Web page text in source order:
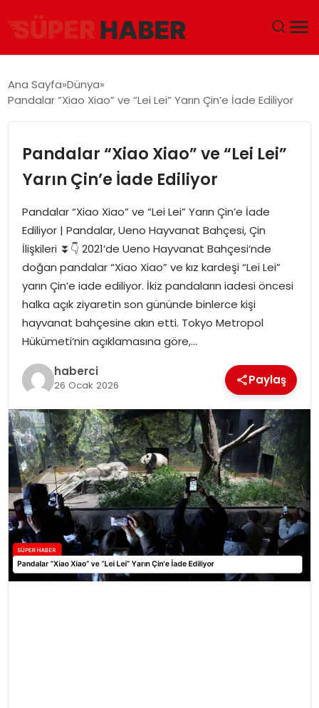
DÜNYA
EĞITIM
EKONOMI
MAGAZIN
SAĞLIK
SIYASET
SPOR
YAŞAM
Ana Sayfa Dünya
Pandalar “Xiao Xiao” ve “Lei Lei” Yarın Çin’e İade Ediliyor
Pandalar “Xiao Xiao” ve “Lei Lei”
Yarın Çin’e İade Ediliyor
Pandalar “Xiao Xiao” ve “Lei Lei” Yarın Çin’e İade
Ediliyor | Pandalar, Ueno Hayvanat Bahçesi, Çin
İlişkileri ⏬👇 2021‘de Ueno Hayvanat Bahçesi‘nde
doğan pandalar “Xiao Xiao” ve kız kardeşi “Lei Lei”
yarın Çin’e iade ediliyor. İkiz pandaların iadesi öncesi
halka açık ziyaretin son gününde binlerce kişi
hayvanat bahçesine akın etti. Tokyo Metropol
Hükümeti‘nin açıklamasına göre,…
haberci
26 Ocak 2026 Paylaş